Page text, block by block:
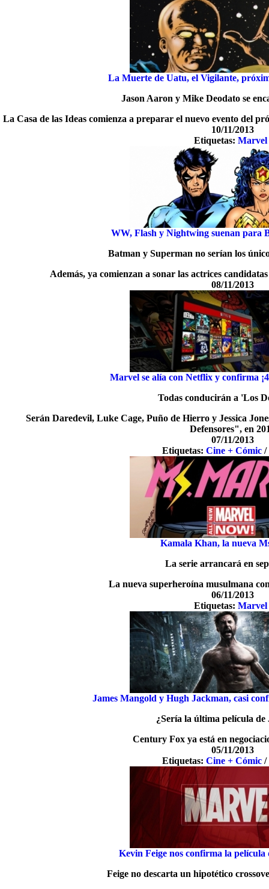
La Muerte de Uatu, el Vigilante,
Jason Aaron y Mike Deodato se
La Casa de las Ideas comienza a preparar el nuevo evento del
10/11/2013
Etiquetas: Marvel
WW, Flash y Nightwing suenan para
Batman y Superman no serían los
Además, ya comienzan a sonar las actrices
08/11/2013
Marvel se alía con Netflix y confirma
Todas conducirán a 'Los
Serán Daredevil, Luke Cage, Puño de Hierro y Jessica
Defensores", en
07/11/2013
Etiquetas:Cine + Cómic /
Kamala Khan, la nueva
La serie arrancará en
La nueva superheroína musulmana
06/11/2013
Etiquetas: Marvel
James Mangold y Hugh Jackman, casi
¿Sería la última película de
Century Fox ya está en
05/11/2013
Etiquetas:Cine + Cómic /
Kevin Feige nos confirma la
Feige no descarta un hipotético